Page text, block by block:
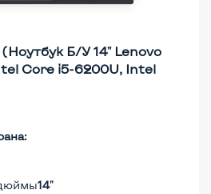
Б/У 14" Lenovo
Core i5-6200U, Intel
14"